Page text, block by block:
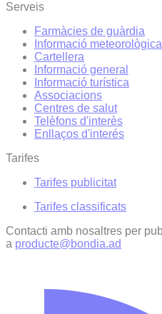
Serveis
Farmàcies de guàrdia
Informació meteorològica
Cartellera
Informació general
Informació turística
Associacions
Centres de salut
Telèfons d'interès
Enllaços d'interés
Tarifes
Tarifes publicitat
Tarifes classificats
Contacti amb nosaltres per
a producte@bondia.ad